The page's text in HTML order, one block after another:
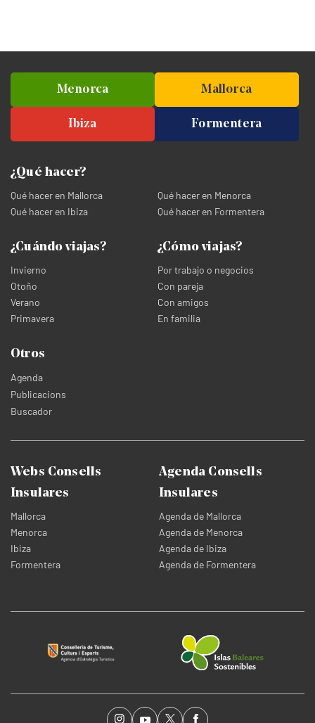
Menorca Mallorca
Ibiza Formentera
¿Qué hacer?
Qué hacer en Mallorca
Qué hacer en Menorca
Qué hacer en Ibiza
Qué hacer en Formentera
¿Cuándo viajas?
Invierno
Otoño
Verano
Primavera
¿Cómo viajas?
Por trabajo o negocios
Con pareja
Con amigos
En familia
Otros
Agenda
Publicacions
Buscador
Webs Consells
Insulares
Mallorca
Menorca
Ibiza
Formentera
Agenda Consells
Insulares
Agenda de Mallorca
Agenda de Menorca
Agenda de Ibiza
Agenda de Formentera